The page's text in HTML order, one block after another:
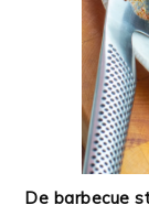
De barbecue